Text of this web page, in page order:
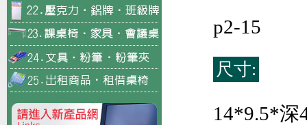
p2-15
尺寸:
14*9.5*